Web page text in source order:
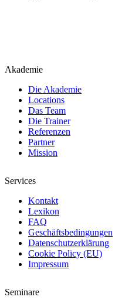
Akademie
Die Akademie
Locations
Das Team
Die Trainer
Referenzen
Partner
Mission
Services
Kontakt
Lexikon
FAQ
Geschäftsbedingungen
Datenschutzerklärung
Cookie Policy (EU)
Impressum
Seminare